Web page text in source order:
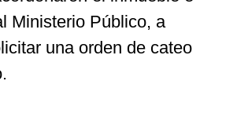
Ministerio Público, a
una orden de cateo